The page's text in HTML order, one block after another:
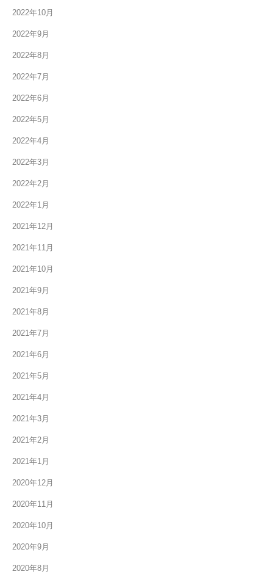
2022年10月
2022年9月
2022年8月
2022年7月
2022年6月
2022年5月
2022年4月
2022年3月
2022年2月
2022年1月
2021年12月
2021年11月
2021年10月
2021年9月
2021年8月
2021年7月
2021年6月
2021年5月
2021年4月
2021年3月
2021年2月
2021年1月
2020年12月
2020年11月
2020年10月
2020年9月
2020年8月